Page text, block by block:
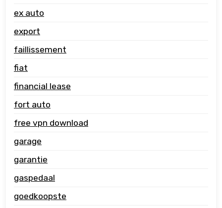
ex auto
export
faillissement
fiat
financial lease
fort auto
free vpn download
garage
garantie
gaspedaal
goedkoopste